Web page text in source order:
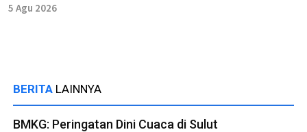
5 Agu 2026
BERITA LAINNYA
BMKG: Peringatan Dini Cuaca di Sulut